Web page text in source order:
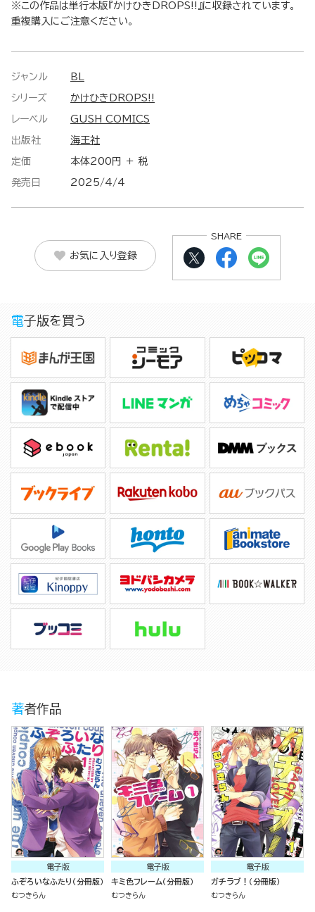
※この作品は単行本版『かけひきDROPS!!』に収録されています。
重複購入にご注意ください。
ジャンル BL
シリーズ かけひきDROPS!!
レーベル GUSH COMICS
出版社 海王社
定価 本体200円 ＋ 税
発売日 2025/4/4
お気に入り登録
SHARE
電子版を買う
著者作品
電子版
ふぞろいなふたり（分冊版）
むつきらん
電子版
キミ色フレーム（分冊版）
むつきらん
電子版
ガチラブ！（分冊版）
むつきらん